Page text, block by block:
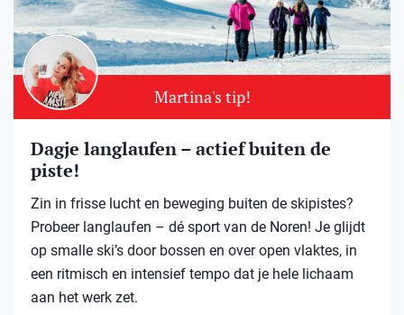
Martina's tip!
Dagje langlaufen – actief buiten de
piste!
Zin in frisse lucht en beweging buiten de skipistes?
Probeer langlaufen – dé sport van de Noren! Je glijdt
op smalle ski’s door bossen en over open vlaktes, in
een ritmisch en intensief tempo dat je hele lichaam
aan het werk zet.